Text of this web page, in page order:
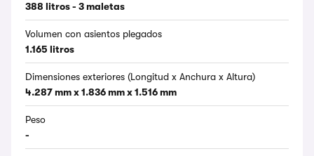
388 litros - 3 maletas
Volumen con asientos plegados
1.165 litros
Dimensiones exteriores (Longitud x Anchura x Altura)
4.287 mm x 1.836 mm x 1.516 mm
Peso
-